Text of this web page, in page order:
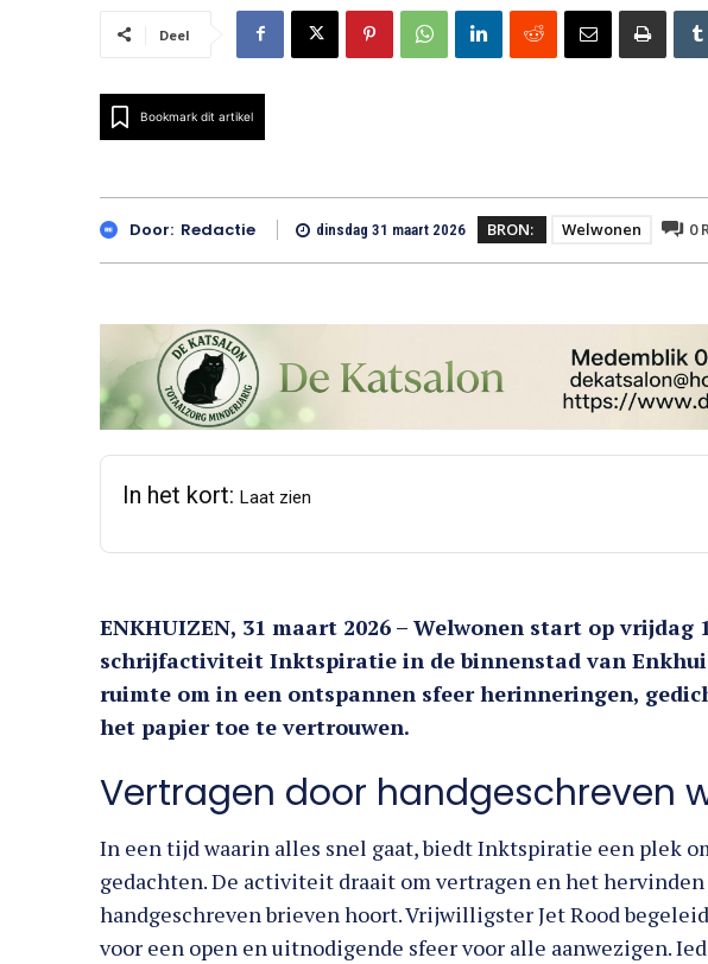
Deel
Bookmark dit artikel
Door: Redactie dinsdag 31 maart 2026 BRON: Welwonen 0
In het kort: Laat zien
ENKHUIZEN, 31 maart 2026 – Welwonen start op vrijdag
schrijfactiviteit Inktspiratie in de binnenstad van
ruimte om in een ontspannen sfeer herinneringen,
het papier toe te vertrouwen.
Vertragen door handgeschreven
In een tijd waarin alles snel gaat, biedt Inktspiratie een plek
gedachten. De activiteit draait om vertragen en het hervinden
handgeschreven brieven hoort. Vrijwilligster Jet Rood
voor een open en uitnodigende sfeer voor alle aanwezigen.